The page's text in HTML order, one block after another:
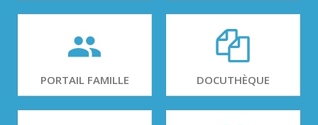
PORTAIL FAMILLE DOCUTHÈQUE